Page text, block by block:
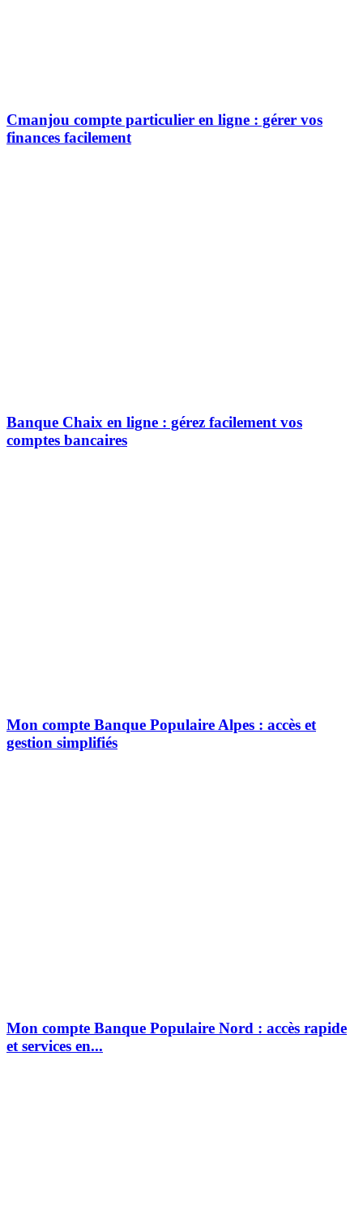
Cmanjou compte particulier en ligne : gérer vos
finances facilement
Banque Chaix en ligne : gérez facilement vos
comptes bancaires
Mon compte Banque Populaire Alpes : accès et
gestion simplifiés
Mon compte Banque Populaire Nord : accès rapide
et services en...